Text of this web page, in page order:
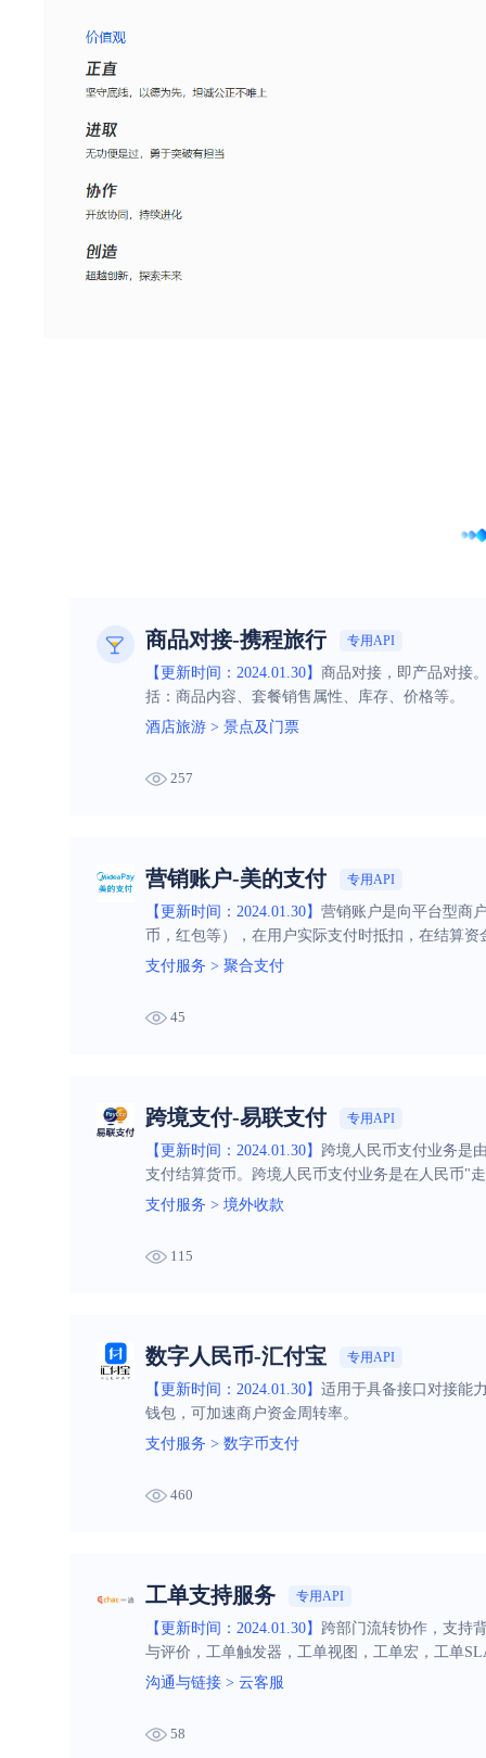
商品对接-携程旅行 专用API
【更新时间：2024.01.30】 商品对接，即产品对接
括：商品内容、套餐销售属性、库存、价格等。
酒店旅游 > 景点及门票
257
营销账户-美的支付 专用API
【更新时间：2024.01.30】 营销账户是向平台型商
币，红包等），在用户实际支付时抵扣，在结算
支付服务 > 聚合支付
45
跨境支付-易联支付 专用API
【更新时间：2024.01.30】 跨境人民币支付业务是
支付结算货币。跨境人民币支付业务是在人民币"
1月，易联支付经相关的跨境人民币支付业业务申
支付服务 > 境外收款
115
数字人民币-汇付宝 专用API
【更新时间：2024.01.30】 适用于具备接口对接能
钱包，可加速商户资金周转率。
支付服务 > 数字币支付
460
工单支持服务 专用API
【更新时间：2024.01.30】 跨部门流转协作，支持
与评价，工单触发器，工单视图，工单宏，工单
沟通与链接 > 云客服
58